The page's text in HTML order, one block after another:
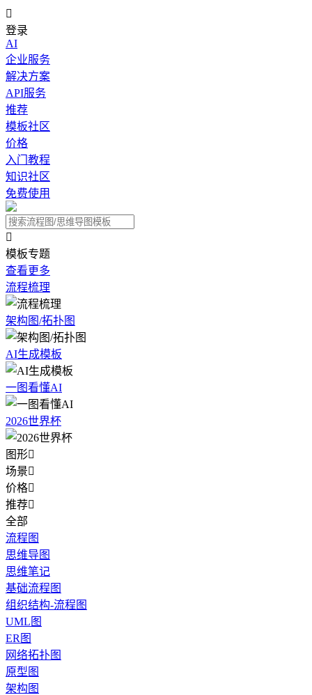

登录
AI
企业服务
解决方案
API服务
推荐
模板社区
价格
入门教程
知识社区
免费使用

模板专题
查看更多
流程梳理
架构图/拓扑图
AI生成模板
一图看懂AI
2026世界杯
图形
场景
价格
推荐
全部
流程图
思维导图
思维笔记
基础流程图
组织结构-流程图
UML图
ER图
网络拓扑图
原型图
架构图